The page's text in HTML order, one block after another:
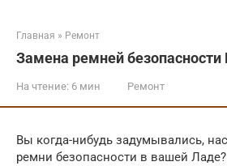
Главная » Ремонт
Замена ремней безопасности
На чтение: 6 мин Ремонт
Вы когда-нибудь задумывались,
ремни безопасности в вашей